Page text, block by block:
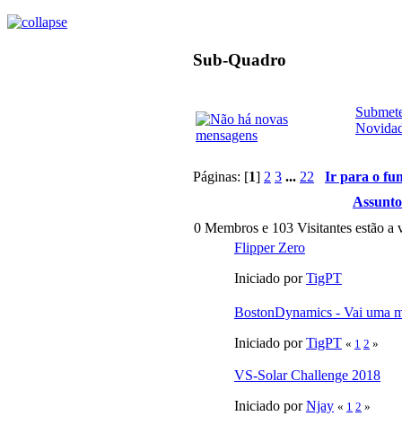
Sub-Quadro
Páginas: [1] 2 3 ... 22
Ir para o
Assunto
0 Membros e 103 Visitantes estão a
Flipper Zero
Iniciado porTigPT
BostonDynamics - Vai uma
Iniciado porTigPT « 1 2 »
VS-Solar Challenge 2018
Iniciado porNjay « 1 2 »